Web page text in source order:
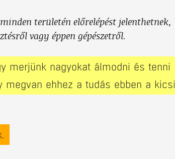
területén előrelépést jelenthetnek,
vagy éppen gépészetről.
merjünk nagyokat álmodni és tenni
megvan ehhez a tudás ebben a kicsi